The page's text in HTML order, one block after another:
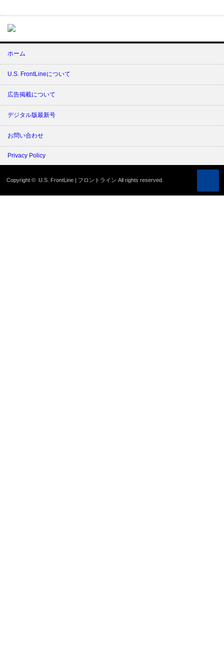
ホーム
U.S. FrontLineについて
広告掲載について
デジタル版最新号
お問い合わせ
Privacy Policy
Copyright ©U.S. FrontLine | フロントライン All rights reserved.